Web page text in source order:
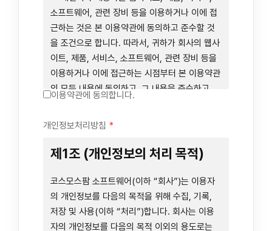
소프트웨어, 관련 장비 등을 이용하거나 이에 접
근하는 것은 본 이용약관에 동의하고 준수할 것
을 조건으로 합니다. 따라서, 귀하가 회사의 웹사
이트, 제품, 서비스, 소프트웨어, 관련 장비 등을
이용하거나 이에 접근하는 시점부터 본 이용약관
의 모든 내용에 동의하고, 그 내용을 준수하고,
귀하가 본 이용약관에 동의하지 않을 경우에는
련 장비 등을 이용하거나 이에 접근하는 행위를
즉시 중단하여야 합니다. 그러므로, 서비스 사용
전에 본 이용약관의 내용을 주의 깊게 읽으시기
바랍니다.
이용약관에 동의합니다.
개인정보처리방침 *
제1조 (개인정보의 처리 목적)
코스모스팜 소프트웨어(이하 “회사”)는 이용자
의 개인정보를 다음의 목적을 위해 수집, 기록,
저장 및 사용(이하 “처리”)합니다. 회사는 이용
자의 개인정보를 다음의 목적 이외의 용도로는